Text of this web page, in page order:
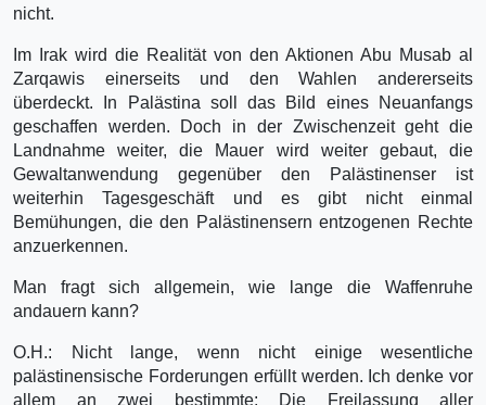
nicht.
Im Irak wird die Realität von den Aktionen Abu Musab al
Zarqawis einerseits und den Wahlen andererseits
überdeckt. In Palästina soll das Bild eines Neuanfangs
geschaffen werden. Doch in der Zwischenzeit geht die
Landnahme weiter, die Mauer wird weiter gebaut, die
Gewaltanwendung gegenüber den Palästinenser ist
weiterhin Tagesgeschäft und es gibt nicht einmal
Bemühungen, die den Palästinensern entzogenen Rechte
anzuerkennen.
Man fragt sich allgemein, wie lange die Waffenruhe
andauern kann?
O.H.: Nicht lange, wenn nicht einige wesentliche
palästinensische Forderungen erfüllt werden. Ich denke vor
allem an zwei bestimmte: Die Freilassung aller